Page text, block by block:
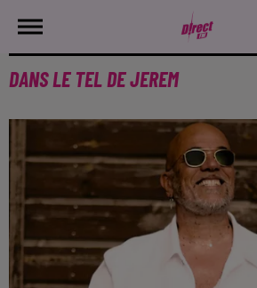
DANS LE TEL DE JEREM